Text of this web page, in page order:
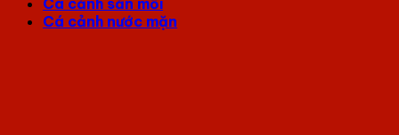
Cá cảnh săn mồi
Cá cảnh nước mặn